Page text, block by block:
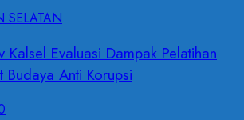
SELATAN
Kalsel Evaluasi Dampak Pelatihan
Budaya Anti Korupsi